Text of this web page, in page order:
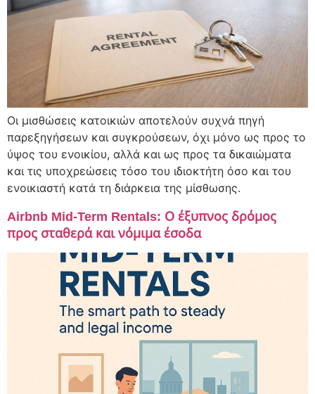
Οι μισθώσεις κατοικιών αποτελούν συχνά πηγή
παρεξηγήσεων και συγκρούσεων, όχι μόνο ως προς το
ύψος του ενοικίου, αλλά και ως προς τα δικαιώματα
και τις υποχρεώσεις τόσο του ιδιοκτήτη όσο και του
ενοικιαστή κατά τη διάρκεια της μίσθωσης.
Airbnb Mid-Term Rentals: Ο έξυπνος δρόμος
προς σταθερά και νόμιμα έσοδα